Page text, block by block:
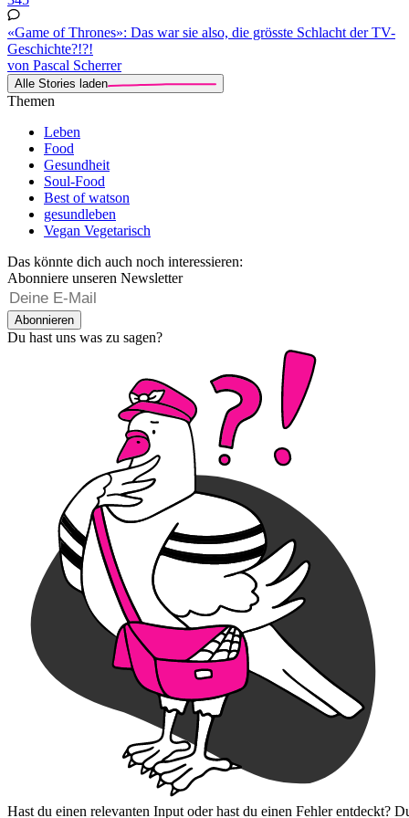
«Game of Thrones»: Das war sie also, die grösste Schlacht der TV-
Geschichte?!?!
von Pascal Scherrer
Alle Stories laden
Themen
Leben
Food
Gesundheit
Soul-Food
Best of watson
gesundleben
Vegan Vegetarisch
Das könnte dich auch noch interessieren:
Abonniere unseren Newsletter
Abonnieren
Du hast uns was zu sagen?
Hast du einen relevanten Input oder hast du einen Fehler entdeckt?